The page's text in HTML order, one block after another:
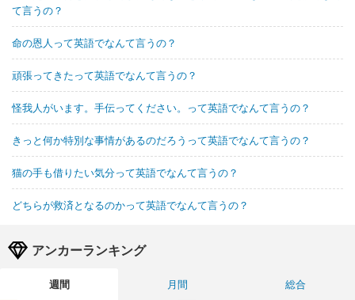
て言うの？
命の恩人って英語でなんて言うの？
頑張ってきたって英語でなんて言うの？
怪我人がいます。手伝ってください。って英語でなんて言うの？
きっと何か特別な事情があるのだろうって英語でなんて言うの？
猫の手も借りたい気分って英語でなんて言うの？
どちらが救済となるのかって英語でなんて言うの？
アンカーランキング
週間 月間
総合